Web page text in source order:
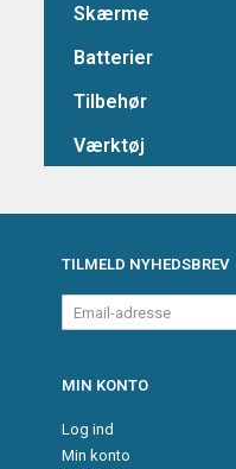
Skærme
Batterier
Tilbehør
Værktøj
TILMELD NYHEDSBREV
Email-
adresse
MIN KONTO
Log ind
Min konto